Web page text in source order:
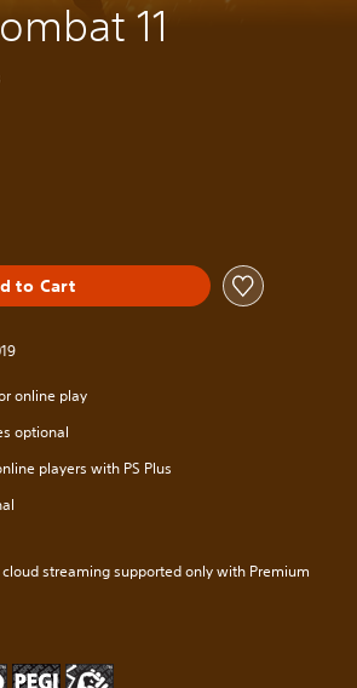
11
to Cart
online play
optional
players with PS Plus
cloud streaming supported only with Premium